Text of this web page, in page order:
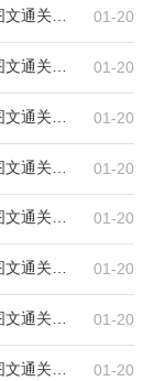
投篮。玩家轻
了。投入的篮
还是很容易
向就可以了，
去，力度也不
试吧！游戏特
的竞技体验，
雕细琢每个故
，用户也可
召唤与合成解谜第67关怎么过 第67关图文通关攻略 01-20
召唤与合成解谜第68关怎么过 第68关图文通关攻略 01-20
召唤与合成解谜第70关怎么过 第70关图文通关攻略 01-20
召唤与合成解谜第71关怎么过 第71关图文通关攻略 01-20
召唤与合成解谜第69关怎么过 第69关图文通关攻略 01-20
召唤与合成解谜第72关怎么过 第72关图文通关攻略 01-20
召唤与合成解谜第73关怎么过 第73关图文通关攻略 01-20
召唤与合成解谜第78关怎么过 第78关图文通关攻略 01-20